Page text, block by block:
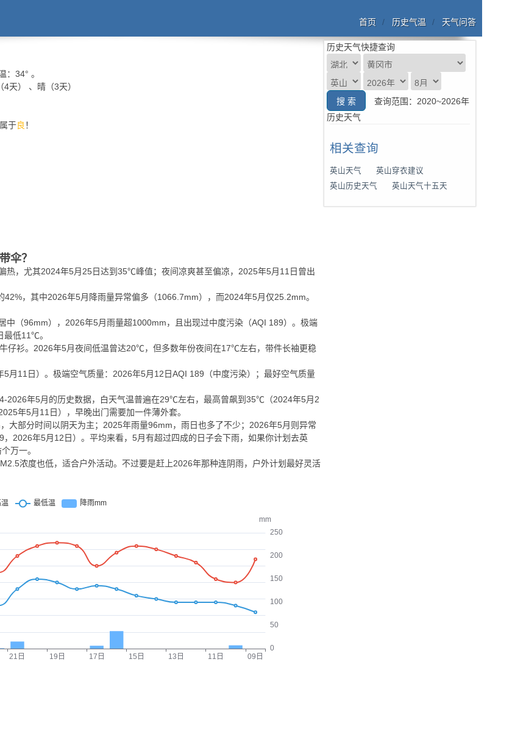
首页 历史气温 天气问答
： 34° 。
天） 、晴（3天）
于良！
伞？
，尤其2024年5月25日达到35℃峰值；夜间凉爽甚至偏凉，2025年5月11日曾出
，其中2026年5月降雨量异常偏多（1066.7mm），而2024年5月仅25.2mm。
中（96mm），2026年5月雨量超1000mm，且出现过中度污染（AQI 189）。极端
最低11℃。
仔衫。2026年5月夜间低温曾达20℃，但多数年份夜间在17℃左右，带件长袖更稳
11日）。极端空气质量：2026年5月12日AQI 189（中度污染）；最好空气质量
2026年5月的历史数据，白天气温普遍在29℃左右，最高曾飙到35℃（2024年5月2
年5月11日），早晚出门需要加一件薄外套。
大部分时间以阴天为主；2025年雨量96mm，雨日也多了不少；2026年5月则异常
2026年5月12日）。平均来看，5月有超过四成的日子会下雨，如果你计划去英
万一。
浓度也低，适合户外活动。不过要是赶上2026年那种连阴雨，户外计划最好灵活
历史天气快捷查询
查询范围：2020~2026年
历史天气
相关查询
英山天气
英山穿衣建议
英山历史天气
英山天气十五天